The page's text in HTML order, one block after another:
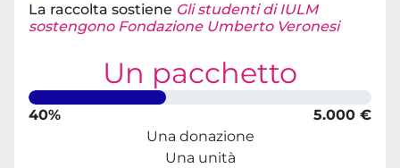
La raccolta sostiene Gli studenti di IULM
sostengono Fondazione Umberto Veronesi
Un pacchetto
40%
5.000 €
Una donazione
Una unità